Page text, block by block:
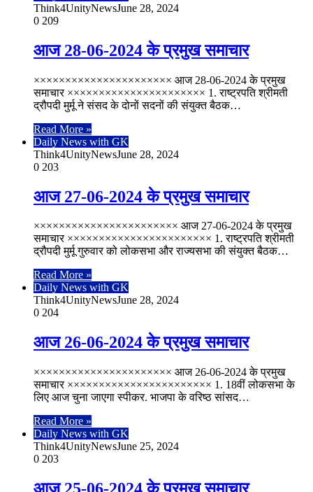
Think4UnityNewsJune 28, 2024
0 209
आज 28-06-2024 के प्रमुख समाचार
×××××××××××××××××××××× आज 28-06-2024 के प्रमुख
समाचार ×××××××××××××××××××××× 1. राष्ट्रपति श्रीमती
द्रौपदी मुर्मू ने संसद के दोनों सदनों की संयुक्त बैठक…
Read More »
Daily News with GK
Think4UnityNewsJune 28, 2024
0 203
आज 27-06-2024 के प्रमुख समाचार
××××××××××××××××××××××× आज 27-06-2024 के प्रमुख
समाचार ××××××××××××××××××××××× 1. राष्ट्रपति श्रीमती
द्रौपदी मुर्मू गुरुवार को लोकसभा और राज्यसभा की संयुक्त बैठक…
Read More »
Daily News with GK
Think4UnityNewsJune 28, 2024
0 204
आज 26-06-2024 के प्रमुख समाचार
×××××××××××××××××××××× आज 26-06-2024 के प्रमुख
समाचार ××××××××××××××××××××××× 1. 18वीं लोकसभा के
लिए आज चुना जाएगा स्पीकर. भाजपा के वरिष्ठ सांसद…
Read More »
Daily News with GK
Think4UnityNewsJune 25, 2024
0 203